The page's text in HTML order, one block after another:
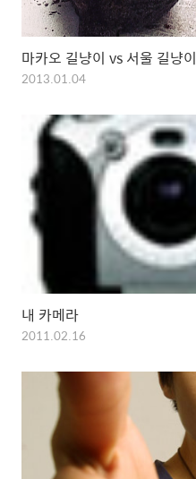
마카오 길냥이 vs 서울 길냥이
2013.01.04
내 카메라
2011.02.16